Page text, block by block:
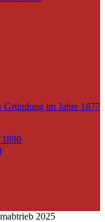
Gründung im Jahre 1877
2025